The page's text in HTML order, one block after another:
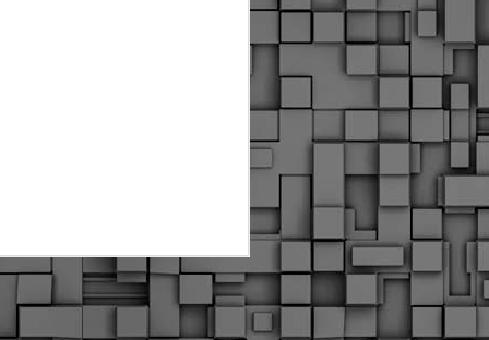
συνεργεία και οι οποίες
αφορούσαν εκτέλεση
εργασιών χωρίς νόμιμη
σήμανση και στην απόθεση